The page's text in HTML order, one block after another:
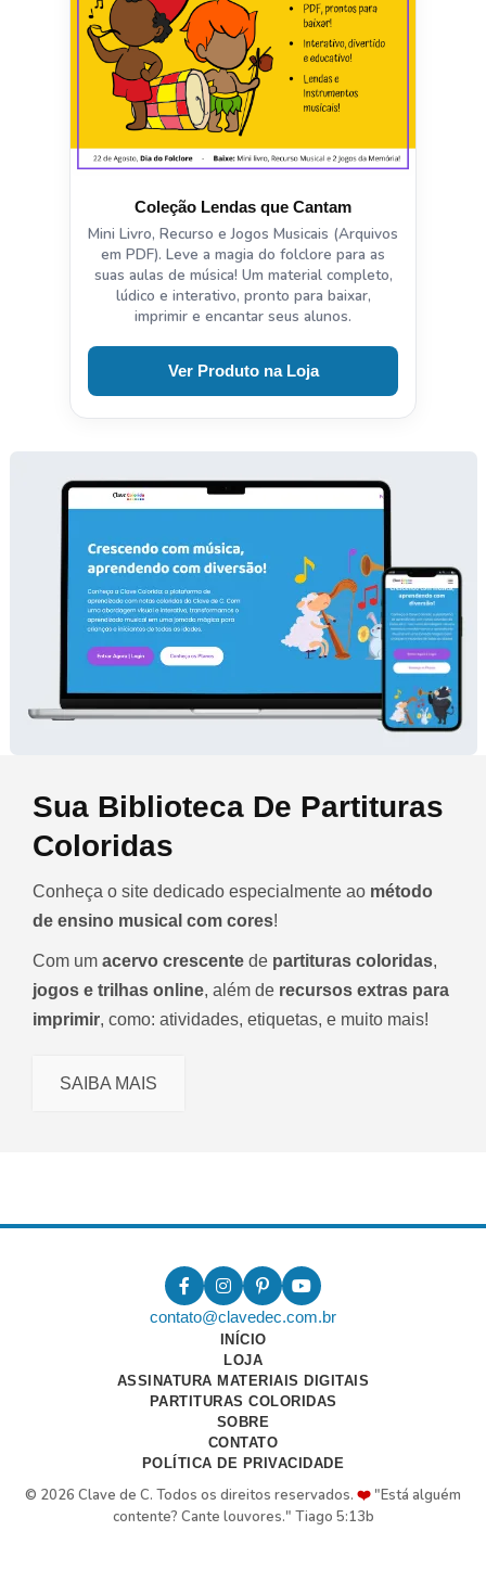
Coleção Lendas que Cantam
Mini Livro, Recurso e Jogos Musicais (Arquivos
em PDF). Leve a magia do folclore para as
suas aulas de música! Um material completo,
lúdico e interativo, pronto para baixar,
imprimir e encantar seus alunos.
Ver Produto na Loja
Sua Biblioteca De Partituras
Coloridas
Conheça o site dedicado especialmente ao método
de ensino musical com cores!
Com um acervo crescente de partituras coloridas,
jogos e trilhas online, além de recursos extras para
imprimir, como: atividades, etiquetas, e muito mais!
SAIBA MAIS
contato@clavedec.com.br
INÍCIO
LOJA
ASSINATURA MATERIAIS DIGITAIS
PARTITURAS COLORIDAS
SOBRE
CONTATO
POLÍTICA DE PRIVACIDADE
© 2026 Clave de C. Todos os direitos reservados. ❤️ "Está alguém
contente? Cante louvores." Tiago 5:13b